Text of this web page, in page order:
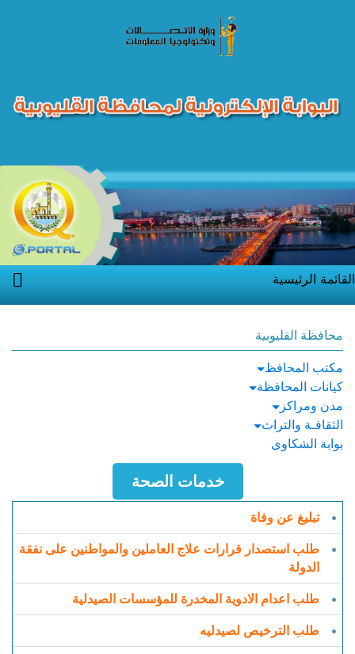
القائمة الرئيسية
محافظة القليوبية
مكتب المحافظ
كيانات المحافظة
مدن ومراكز
الثقافـة والتراث
بوابة الشكاوى
خدمات الصحة
تبليغ عن وفاة
طلب استصدار قرارات علاج العاملين والمواطنين على نفقة
الدولة
طلب اعدام الادوية المخدرة للمؤسسات الصيدلية
طلب الترخيص لصيدليه